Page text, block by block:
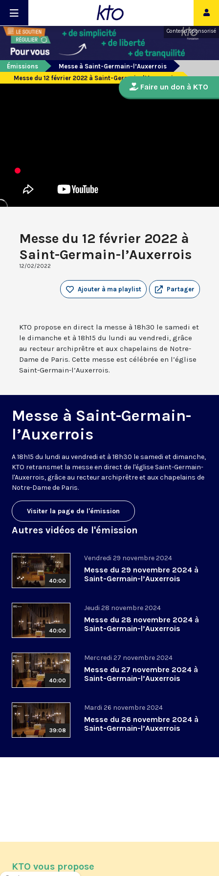
Contenu sponsorisé
Émissions
Messe à Saint-Germain-l’Auxerrois
Messe du 12 février 2022 à Saint-Germain-l’Auxerrois
Messe du 12 février 2022 à
Saint-Germain-l’Auxerrois
12/02/2022
Partager
Ajouter à ma playlist
KTO propose en direct la messe à 18h30 le samedi et
le dimanche et à 18h15 du lundi au vendredi, grâce
au recteur archiprêtre et aux chapelains de Notre-
Dame de Paris. Cette messe est célébrée en l’église
Saint-Germain-l’Auxerrois.
Messe à Saint-Germain-
l’Auxerrois
A 18h15 du lundi au vendredi et à 18h30 le samedi et dimanche,
KTO retransmet la messe en direct de l'église Saint-Germain-
l'Auxerrois, grâce au recteur archiprêtre et aux chapelains de
Notre-Dame de Paris.
Visiter la page de l'émission
Autres vidéos de l'émission
40:00
Vendredi 29 novembre 2024
Messe du 29 novembre 2024 à
Saint-Germain-l’Auxerrois
40:00
Jeudi 28 novembre 2024
Messe du 28 novembre 2024 à
Saint-Germain-l’Auxerrois
40:00
Mercredi 27 novembre 2024
Messe du 27 novembre 2024 à
Saint-Germain-l’Auxerrois
39:08
Mardi 26 novembre 2024
Messe du 26 novembre 2024 à
Saint-Germain-l’Auxerrois
Faire un don à KTO
KTO vous propose